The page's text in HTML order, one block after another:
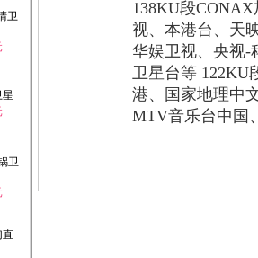
卫
星
卫
直
138KU段
视、本港台、天
华娱卫视、央视-
卫星台等 122KU
港、国家地理中
MTV音乐台中国